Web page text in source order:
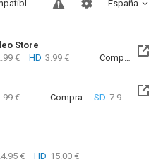
España
Sitios compatibles
Store
€ HD 3.99 € Compra: SD
€ Compra: SD 7.99 €
€ HD 15.00 €